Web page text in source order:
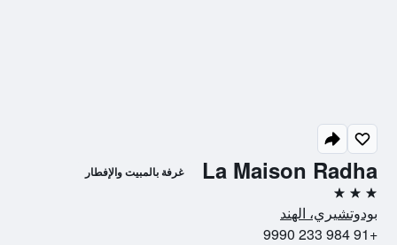
La Maison Radha غرفة بالمبيت والإفطار
3 نجوم
بودوتشيري، الهند
+91 984 233 9990